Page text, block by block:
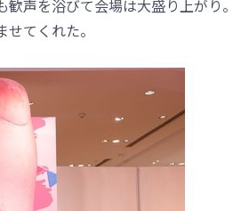
声を浴びて会場は大盛り上がり。
てくれた。